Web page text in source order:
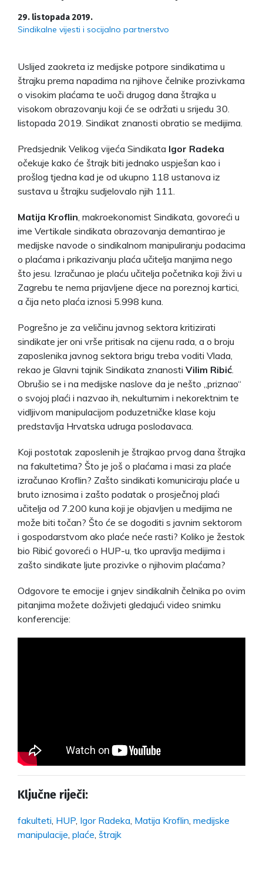
29. listopada 2019.
Sindikalne vijesti i socijalno partnerstvo
Uslijed zaokreta iz medijske potpore sindikatima u
štrajku prema napadima na njihove čelnike prozivkama
o visokim plaćama te uoči drugog dana štrajka u
visokom obrazovanju koji će se održati u srijedu 30.
listopada 2019. Sindikat znanosti obratio se medijima.
Predsjednik Velikog vijeća Sindikata Igor Radeka
očekuje kako će štrajk biti jednako uspješan kao i
prošlog tjedna kad je od ukupno 118 ustanova iz
sustava u štrajku sudjelovalo njih 111.
Matija Kroflin , makroekonomist Sindikata, govoreći u
ime Vertikale sindikata obrazovanja demantirao je
medijske navode o sindikalnom manipuliranju podacima
o plaćama i prikazivanju plaća učitelja manjima nego
što jesu. Izračunao je plaću učitelja početnika koji živi u
Zagrebu te nema prijavljene djece na poreznoj kartici,
a čija neto plaća iznosi 5.998 kuna.
Pogrešno je za veličinu javnog sektora kritizirati
sindikate jer oni vrše pritisak na cijenu rada, a o broju
zaposlenika javnog sektora brigu treba voditi Vlada,
rekao je Glavni tajnik Sindikata znanosti Vilim Ribić
Obrušio se i na medijske naslove da je nešto „priznao“
o svojoj plaći i nazvao ih, nekulturnim i nekorektnim te
vidljivom manipulacijom poduzetničke klase koju
predstavlja Hrvatska udruga poslodavaca.
Koji postotak zaposlenih je štrajkao prvog dana štrajka
na fakultetima? Što je još o plaćama i masi za plaće
izračunao Kroflin? Zašto sindikati komuniciraju plaće u
bruto iznosima i zašto podatak o prosječnoj plaći
učitelja od 7.200 kuna koji je objavljen u medijima ne
može biti točan? Što će se dogoditi s javnim sektorom
i gospodarstvom ako plaće neće rasti? Koliko je žestok
bio Ribić govoreći o HUP-u, tko upravlja medijima i
zašto sindikate ljute prozivke o njihovim plaćama?
Odgovore te emocije i gnjev sindikalnih čelnika po ovim
pitanjima možete doživjeti gledajući video snimku
konferencije:
Ključne riječi:
fakulteti HUP Igor Radeka Matija Kroflin medijske
manipulacije plaće štrajk